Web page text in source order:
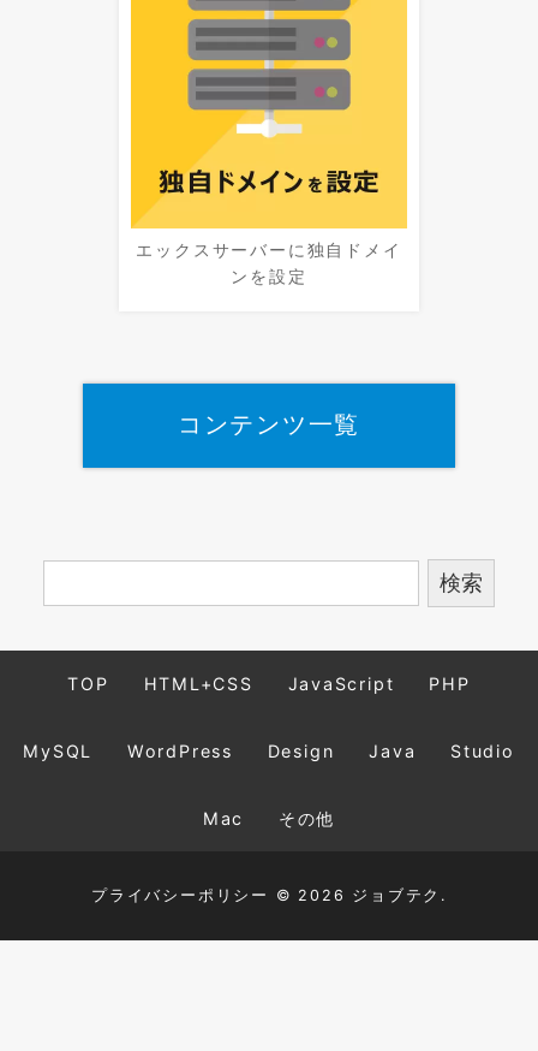
エックスサーバーに独自ドメイ
ンを設定
コンテンツ一覧
TOP HTML+CSS JavaScript PHP
MySQL WordPress Design Java Studio
Mac その他
プライバシーポリシー © 2026 ジョブテク.